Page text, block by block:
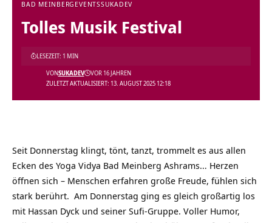
BAD MEINBERG EVENTSSUKADEV
Tolles Musik Festival
ZULETZT AKTUALISIERT: 13. AUGUST 2025 12:18
VONSUKADEV VOR 16 JAHREN
LESEZEIT: 1 MIN
Seit Donnerstag klingt, tönt, tanzt, trommelt es aus allen
Ecken des Yoga Vidya Bad Meinberg Ashrams… Herzen
öffnen sich – Menschen erfahren große Freude, fühlen sich
stark berührt. Am Donnerstag ging es gleich großartig los
mit Hassan Dyck und seiner Sufi-Gruppe. Voller Humor,